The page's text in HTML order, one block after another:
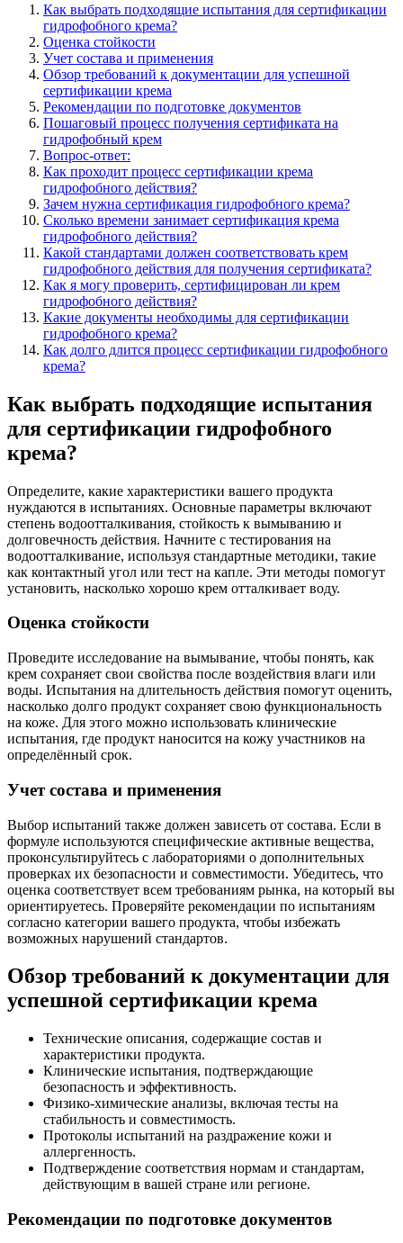
Как выбрать подходящие испытания для сертификации
гидрофобного крема?
Оценка стойкости
Учет состава и применения
Обзор требований к документации для успешной
сертификации крема
Рекомендации по подготовке документов
Пошаговый процесс получения сертификата на
гидрофобный крем
Вопрос-ответ:
Как проходит процесс сертификации крема
гидрофобного действия?
Зачем нужна сертификация гидрофобного крема?
Сколько времени занимает сертификация крема
гидрофобного действия?
Какой стандартами должен соответствовать крем
гидрофобного действия для получения сертификата?
Как я могу проверить, сертифицирован ли крем
гидрофобного действия?
Какие документы необходимы для сертификации
гидрофобного крема?
Как долго длится процесс сертификации гидрофобного
крема?
Как выбрать подходящие испытания
для сертификации гидрофобного
крема?
Определите, какие характеристики вашего продукта
нуждаются в испытаниях. Основные параметры включают
степень водоотталкивания, стойкость к вымыванию и
долговечность действия. Начните с тестирования на
водоотталкивание, используя стандартные методики, такие
как контактный угол или тест на капле. Эти методы помогут
установить, насколько хорошо крем отталкивает воду.
Оценка стойкости
Проведите исследование на вымывание, чтобы понять, как
крем сохраняет свои свойства после воздействия влаги или
воды. Испытания на длительность действия помогут оценить,
насколько долго продукт сохраняет свою функциональность
на коже. Для этого можно использовать клинические
испытания, где продукт наносится на кожу участников на
определённый срок.
Учет состава и применения
Выбор испытаний также должен зависеть от состава. Если в
формуле используются специфические активные вещества,
проконсультируйтесь с лабораториями о дополнительных
проверках их безопасности и совместимости. Убедитесь, что
оценка соответствует всем требованиям рынка, на который вы
ориентируетесь. Проверяйте рекомендации по испытаниям
согласно категории вашего продукта, чтобы избежать
возможных нарушений стандартов.
Обзор требований к документации для
успешной сертификации крема
Технические описания, содержащие состав и
характеристики продукта.
Клинические испытания, подтверждающие
безопасность и эффективность.
Физико-химические анализы, включая тесты на
стабильность и совместимость.
Протоколы испытаний на раздражение кожи и
аллергенность.
Подтверждение соответствия нормам и стандартам,
действующим в вашей стране или регионе.
Рекомендации по подготовке документов